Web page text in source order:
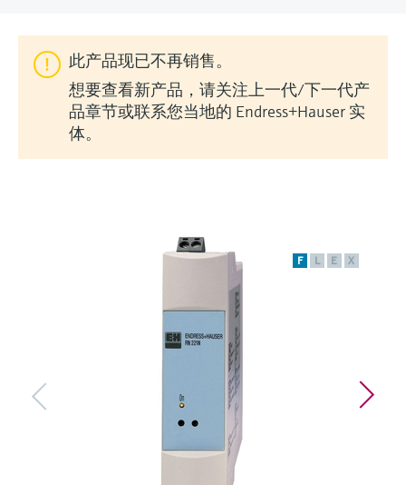
产品工具
通过产品筛选，选择测量仪表
Applicator 选型和计算软件
通过应用参数查找、选择并配置产品
您可通过产品型号、订单代码或序列号，轻
松查找所需备件。
阻旋料位开关
伺服液位测量
Level measurement with pressure
污泥界面传感器和变送器
营养盐分析仪和传感器
多点温度计
选购全部
超高探测器
选购全部
公用工程：可靠使用蒸汽
所有行业的关注焦点
工业领域的可持续发展解决方案
决策级过程透明度，赋能卓越运营
此产品现已不再销售。
想要查看新产品，请关注上一代/下一代产
品章节或联系您当地的 Endress+Hauser 实
体。
F L E X